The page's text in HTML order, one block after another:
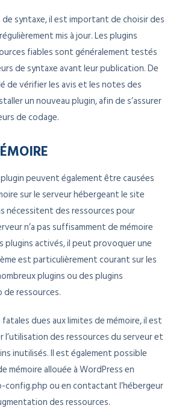
syntaxe, il est important de choisir des
mis à jour. Les plugins
fiables sont généralement testés
de syntaxe avant leur publication. De
de vérifier les avis et les notes des
un nouveau plugin, afin de s’assurer
de codage.
peuvent également être causées
sur le serveur hébergeant le site
nécessitent des ressources pour
n’a pas suffisamment de mémoire
plugins activés, il peut provoquer une
est particulièrement courant sur les
plugins ou des plugins
ressources.
dues aux limites de mémoire, il est
des ressources du serveur et
inutilisés. Il est également possible
mémoire allouée à WordPress en
ou en contactant l’hébergeur
des ressources.